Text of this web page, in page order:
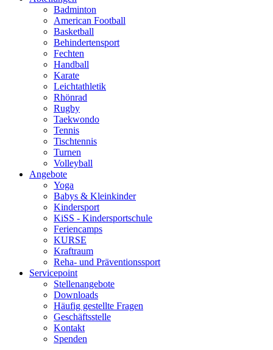
Badminton
American Football
Basketball
Behindertensport
Fechten
Handball
Karate
Leichtathletik
Rhönrad
Rugby
Taekwondo
Tennis
Tischtennis
Turnen
Volleyball
Angebote
Yoga
Babys & Kleinkinder
Kindersport
KiSS - Kindersportschule
Feriencamps
KURSE
Kraftraum
Reha- und Präventionssport
Servicepoint
Stellenangebote
Downloads
Häufig gestellte Fragen
Geschäftsstelle
Kontakt
Spenden